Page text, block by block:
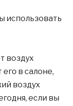
использовать
воздух
в салоне,
воздух
если вы